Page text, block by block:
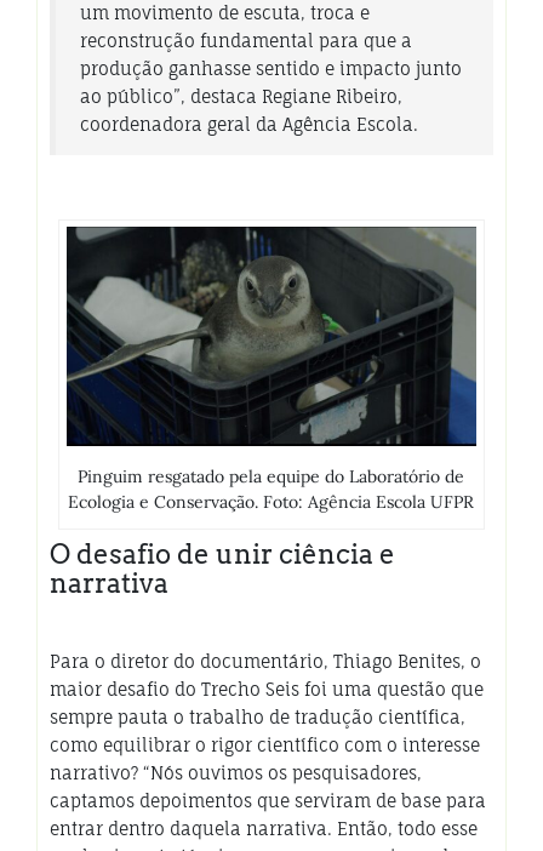
um movimento de escuta, troca e
reconstrução fundamental para que a
produção ganhasse sentido e impacto junto
ao público”, destaca Regiane Ribeiro,
coordenadora geral da Agência Escola.
Pinguim resgatado pela equipe do Laboratório de
Ecologia e Conservação. Foto: Agência Escola UFPR
O desafio de unir ciência e
narrativa
Para o diretor do documentário, Thiago Benites, o
maior desafio do Trecho Seis foi uma questão que
sempre pauta o trabalho de tradução científica,
como equilibrar o rigor científico com o interesse
narrativo? “Nós ouvimos os pesquisadores,
captamos depoimentos que serviram de base para
entrar dentro daquela narrativa. Então, todo esse